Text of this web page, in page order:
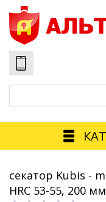
секатор Kubis -
HRC 53-55, 200 мм